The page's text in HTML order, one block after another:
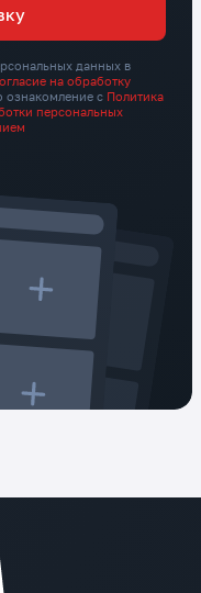
данных в
на обработку
ознакомление с Политика
персональных